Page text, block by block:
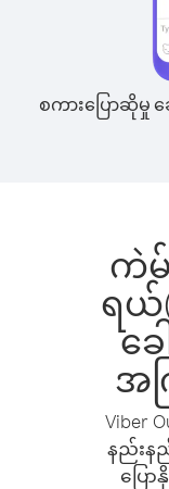
စကားပြောဆိုမှု ခ
ကဲမ်
ရယ်
ခ
အက
Viber
နည်းနည်
ပြေ